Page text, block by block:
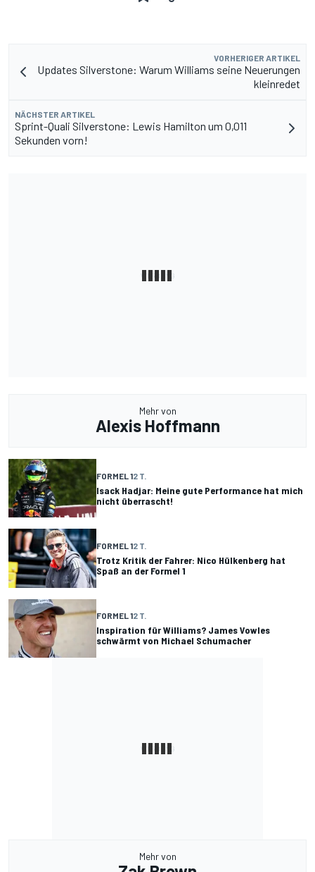
VORHERIGER ARTIKEL
Updates Silverstone: Warum Williams seine Neuerungen
kleinredet
NÄCHSTER ARTIKEL
Sprint-Quali Silverstone: Lewis Hamilton um 0,011
Sekunden vorn!
Mehr von
Alexis Hoffmann
FORMEL 12 T.
Isack Hadjar: Meine gute Performance hat mich
nicht überrascht!
FORMEL 12 T.
Trotz Kritik der Fahrer: Nico Hülkenberg hat
Spaß an der Formel 1
FORMEL 12 T.
Inspiration für Williams? James Vowles
schwärmt von Michael Schumacher
Mehr von